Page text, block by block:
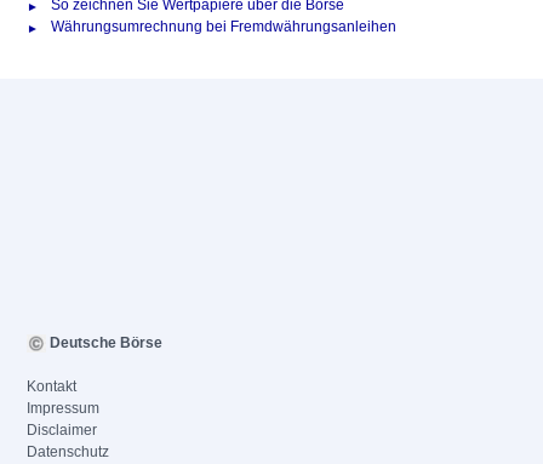
So zeichnen Sie Wertpapiere über die Börse
Währungsumrechnung bei Fremdwährungsanleihen
Deutsche Börse
Kontakt
Impressum
Disclaimer
Datenschutz